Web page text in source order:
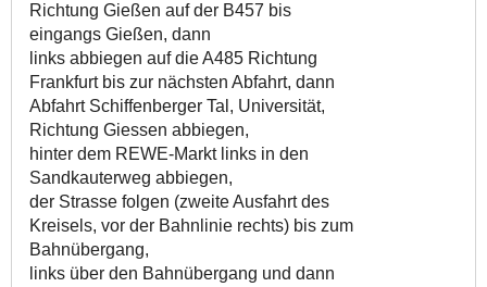
Richtung Gießen auf der B457 bis
eingangs Gießen, dann
links abbiegen auf die A485 Richtung
Frankfurt bis zur nächsten Abfahrt, dann
Abfahrt Schiffenberger Tal, Universität,
Richtung Giessen abbiegen,
hinter dem REWE-Markt links in den
Sandkauterweg abbiegen,
der Strasse folgen (zweite Ausfahrt des
Kreisels, vor der Bahnlinie rechts) bis zum
Bahnübergang,
links über den Bahnübergang und dann